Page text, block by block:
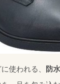
使われる、
防